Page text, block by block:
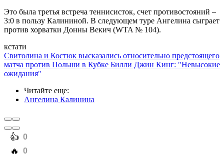
Это была третья встреча теннисисток, счет противостояний –
3:0 в пользу Калининой. В следующем туре Ангелина сыграет
против хорватки Донны Векич (WTA № 104).
кстати
Свитолина и Костюк высказались относительно предстоящего
матча против Польши в Кубке Билли Джин Кинг: "Невысокие
ожидания"
Читайте еще:
Ангелина Калинина
️👍 0
️🔥 0